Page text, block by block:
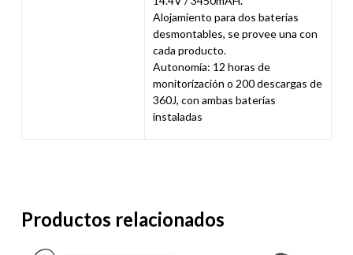
Alojamiento para dos baterías
desmontables, se provee una con
cada producto.
Autonomía: 12 horas de
monitorización o 200 descargas de
360J, con ambas baterías
instaladas
Productos relacionados